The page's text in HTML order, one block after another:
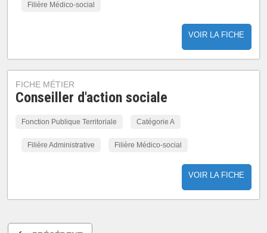
Filière Médico-social
VOIR LA FICHE
FICHE MÉTIER
Conseiller d'action sociale
Fonction Publique Territoriale Catégorie A
Filière Administrative Filière Médico-social
VOIR LA FICHE